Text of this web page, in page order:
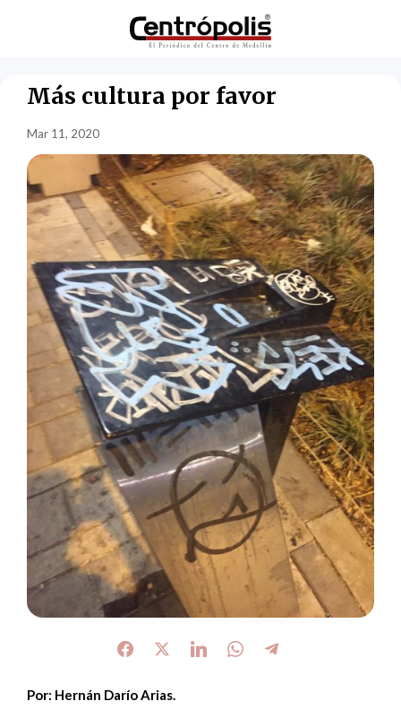
Más cultura por favor
Mar 11, 2020
Por: Hernán Darío Arias.